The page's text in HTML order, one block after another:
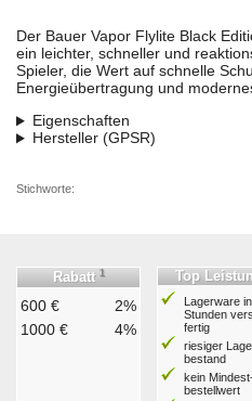
Der Bauer Vapor Flylite Black
ein leichter, schneller und
Spieler, die Wert auf schnelle
Energieübertragung und
Eigenschaften
Hersteller (GPSR)
Stichworte:
Rabatt 1
600 €
2%
1000 €
4%
Top
Lagerware
Stunden
fertig
riesiger
bestand
kein
bestell­wert